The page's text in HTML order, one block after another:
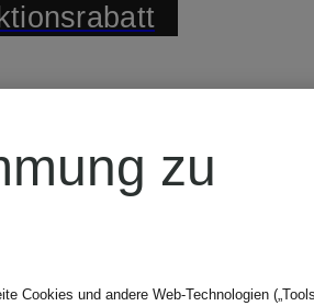
200
zu
Cookies und andere Web-Technologien